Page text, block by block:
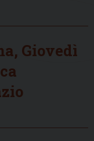
Giovedì